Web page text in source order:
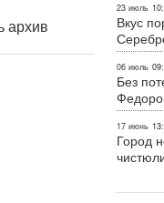
архив
23 июль
Вкус
06 июль
Без
17 июнь
Город